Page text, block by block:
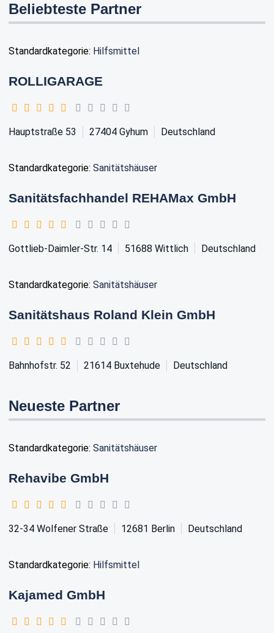
Beliebteste Partner
Standardkategorie: Hilfsmittel
ROLLIGARAGE
Hauptstraße 53 27404 Gyhum Deutschland
Standardkategorie: Sanitätshäuser
Sanitätsfachhandel REHAMax GmbH
Gottlieb-Daimler-Str. 14 51688 Wittlich Deutschland
Standardkategorie: Sanitätshäuser
Sanitätshaus Roland Klein GmbH
Bahnhofstr. 52 21614 Buxtehude Deutschland
Neueste Partner
Standardkategorie: Sanitätshäuser
Rehavibe GmbH
32-34 Wolfener Straße 12681 Berlin Deutschland
Standardkategorie: Hilfsmittel
Kajamed GmbH